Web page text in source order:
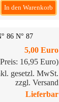
In den Warenkorb
86 N° 87
5,00 Euro
16,95 Euro)
gesetzl. MwSt.
zzgl. Versand
Lieferbar